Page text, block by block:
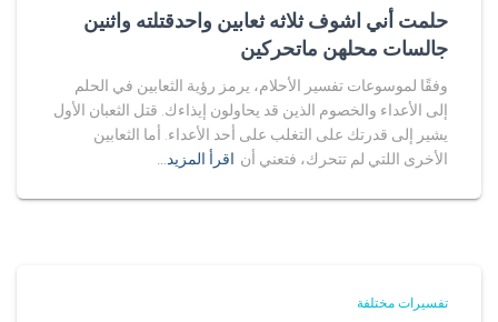
حلمت أني اشوف ثلاثه ثعابين واحدقتلته واثنين
جالسات محلهن ماتحركين
وفقًا لموسوعات تفسير الأحلام، يرمز رؤية الثعابين في الحلم
إلى الأعداء والخصوم الذين قد يحاولون إيذاءك. قتل الثعبان الأول
يشير إلى قدرتك على التغلب على أحد الأعداء. أما الثعابين
الأخرى اللتي لم تتحرك، فتعني أن اقرأ المزيد…
تفسيرات مختلفة